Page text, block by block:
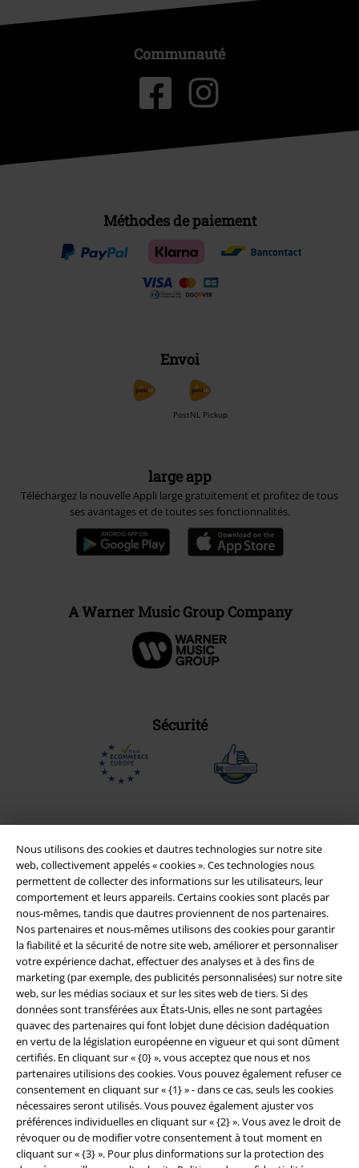
Nous utilisons des cookies et dautres technologies sur notre site
web, collectivement appelés « cookies ». Ces technologies nous
permettent de collecter des informations sur les utilisateurs, leur
comportement et leurs appareils. Certains cookies sont placés par
nous-mêmes, tandis que dautres proviennent de nos partenaires.
Nos partenaires et nous-mêmes utilisons des cookies pour garantir
la fiabilité et la sécurité de notre site web, améliorer et personnaliser
votre expérience dachat, effectuer des analyses et à des fins de
marketing (par exemple, des publicités personnalisées) sur notre site
web, sur les médias sociaux et sur les sites web de tiers. Si des
données sont transférées aux États-Unis, elles ne sont partagées
quavec des partenaires qui font lobjet dune décision dadéquation
en vertu de la législation européenne en vigueur et qui sont dûment
certifiés. En cliquant sur « {0} », vous acceptez que nous et nos
partenaires utilisions des cookies. Vous pouvez également refuser ce
consentement en cliquant sur « {1} » - dans ce cas, seuls les cookies
nécessaires seront utilisés. Vous pouvez également ajuster vos
préférences individuelles en cliquant sur « {2} ». Vous avez le droit de
révoquer ou de modifier votre consentement à tout moment en
cliquant sur « {3} ». Pour plus dinformations sur la protection des
Communauté
Méthodes de paiement
Envoi
PostNL Pickup
large app
Téléchargez la nouvelle Appli large gratuitement et profitez de tous
ses avantages et de toutes ses fonctionnalités.
A Warner Music Group Company
Sécurité
Légal
Conditions générales
Éditeur
Clauses de confidentialité
Élimination des déchets et protection de l'environnement
Déclaration de Conformité